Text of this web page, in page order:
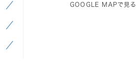
／
／
／
GOOGLE MAPで見る